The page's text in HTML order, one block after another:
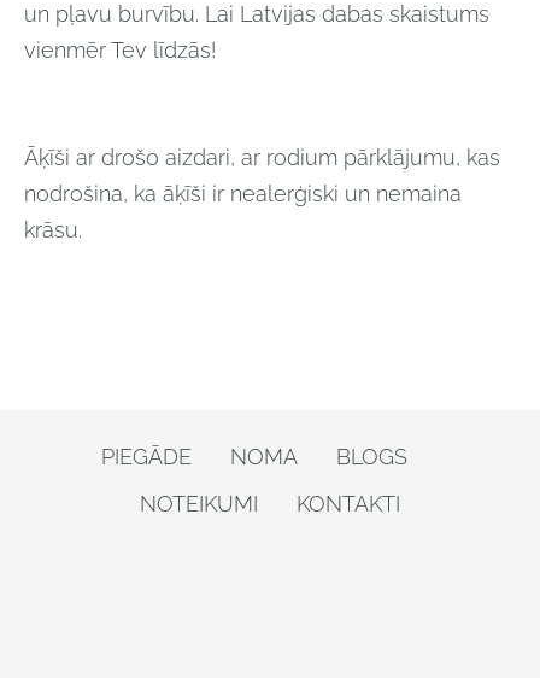
un pļavu burvību. Lai Latvijas dabas skaistums
vienmēr Tev līdzās!
Āķīši ar drošo aizdari, ar rodium pārklājumu, kas
nodrošina, ka āķīši ir nealerģiski un nemaina
krāsu.
PIEGĀDE NOMA
BLOGS
NOTEIKUMI
KONTAKTI